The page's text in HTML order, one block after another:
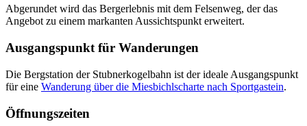
Abgerundet wird das Bergerlebnis mit dem Felsenweg, der das
Angebot zu einem markanten Aussichtspunkt erweitert.
Ausgangspunkt für Wanderungen
Die Bergstation der Stubnerkogelbahn ist der ideale Ausgangspunkt
für eine Wanderung über die Miesbichlscharte nach Sportgastein.
Öffnungszeiten